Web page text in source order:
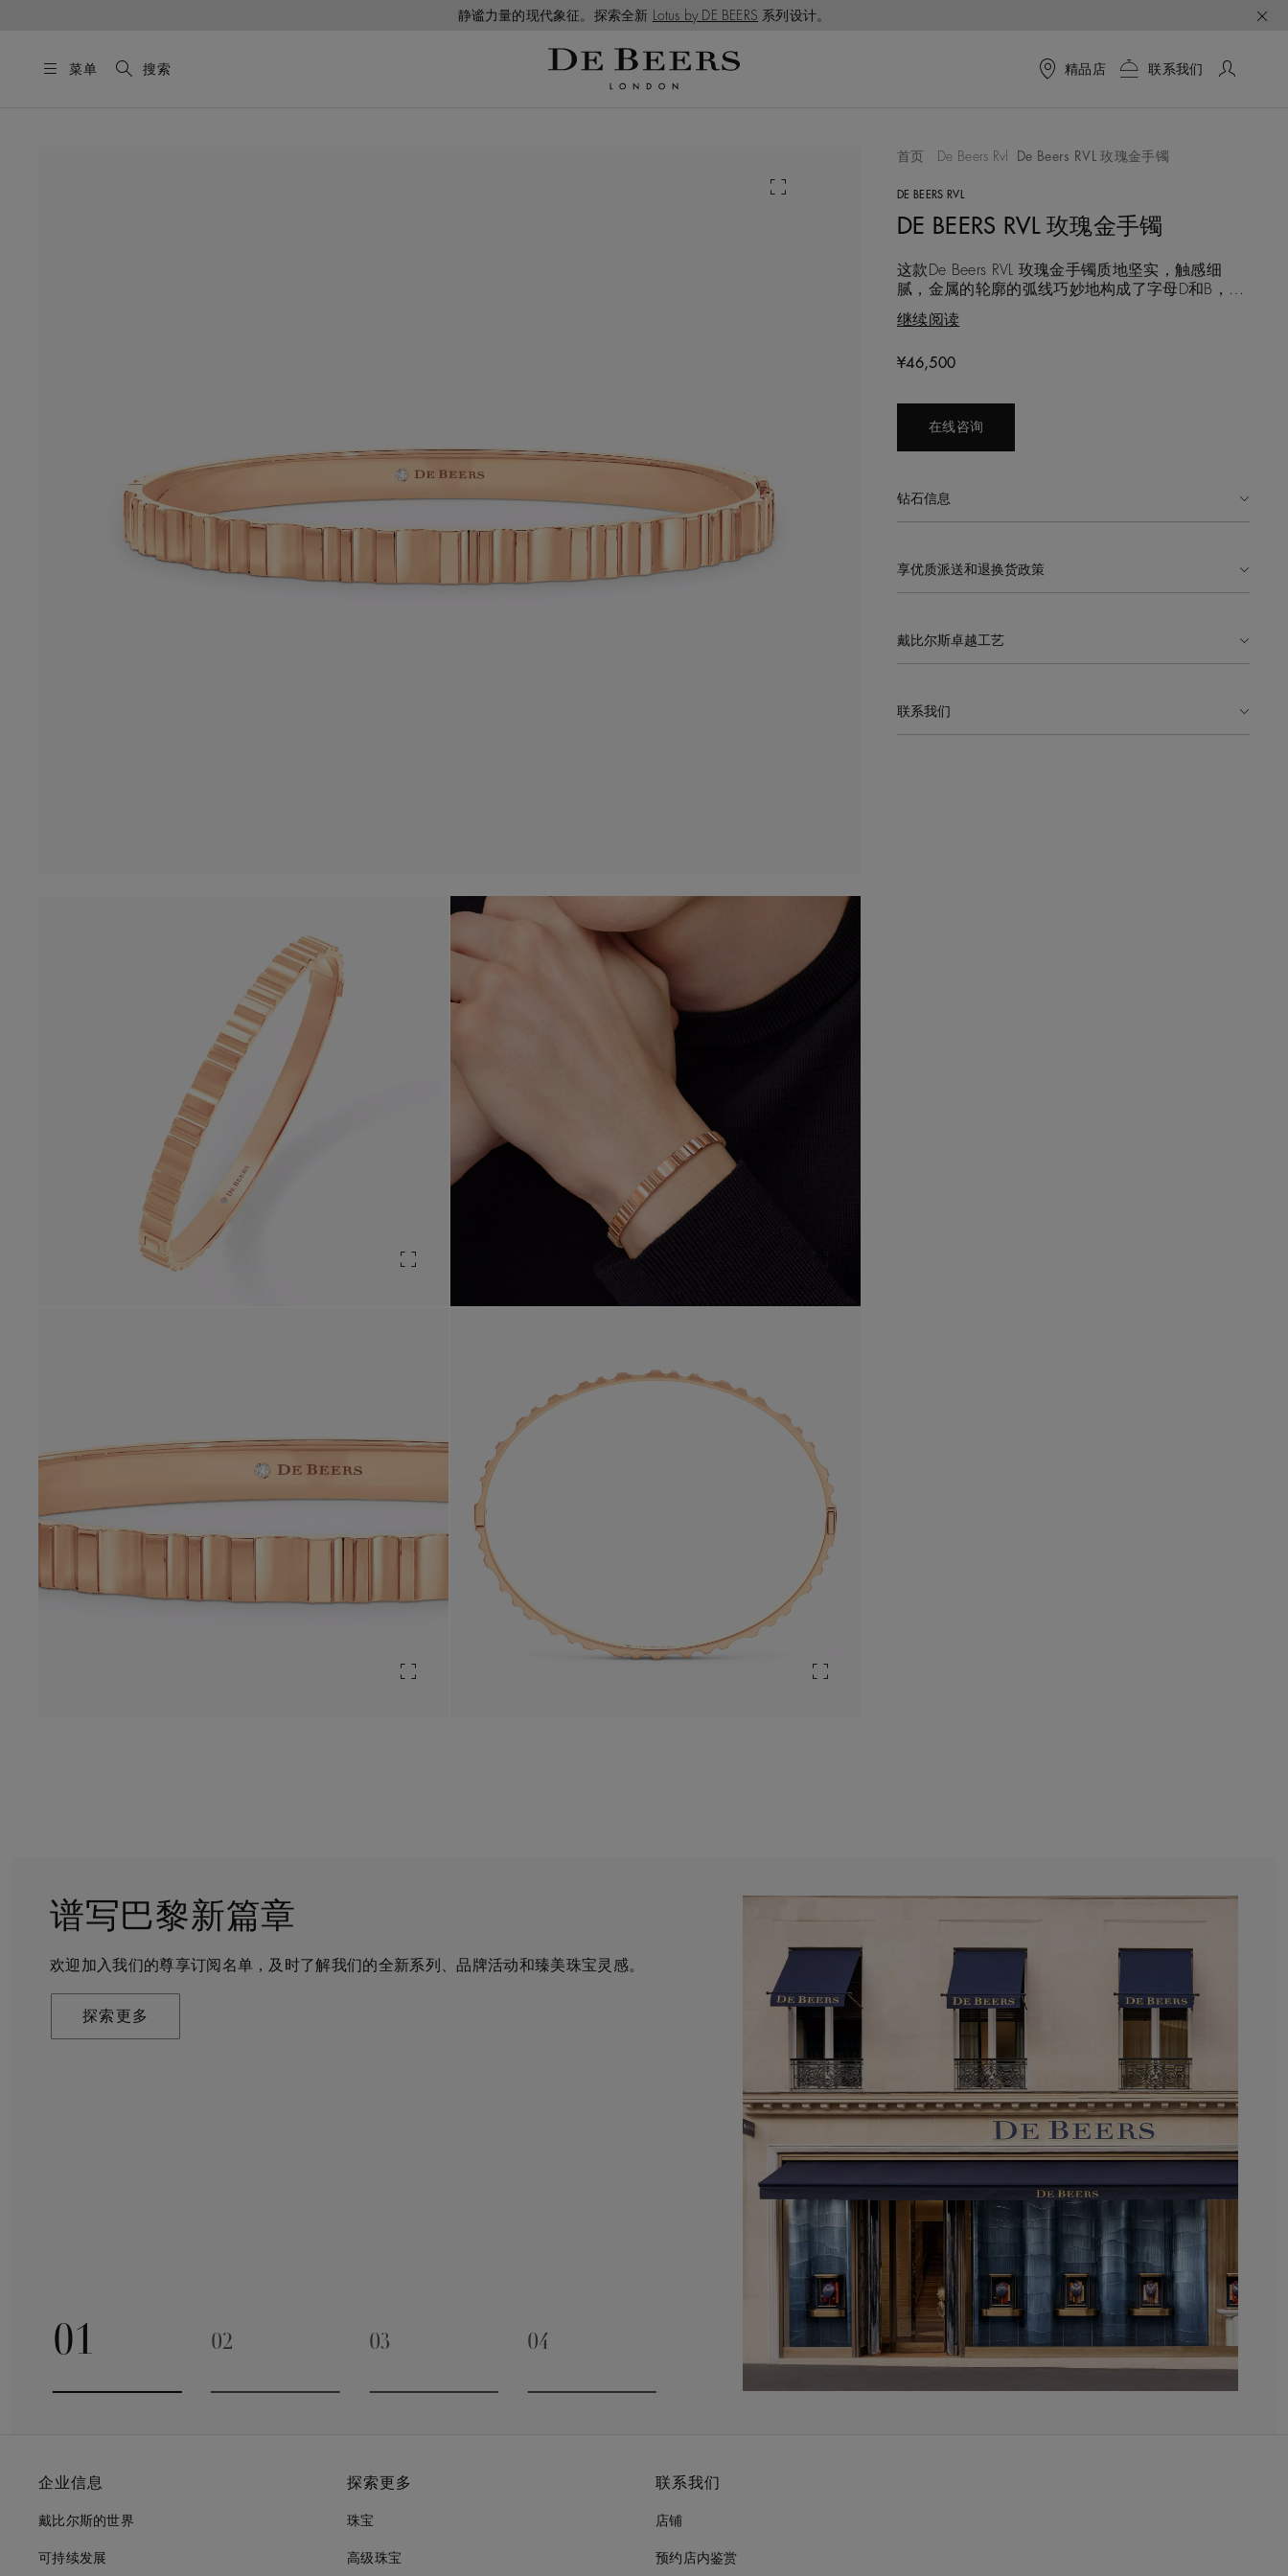
静谧力量的现代象征。探索全新 Lotus by DE BEERS 系列设计。
菜单 搜索 精品店 联系我们
首页 De Beers Rvl De Beers RVL 玫瑰金手镯
DE BEERS RVL
DE BEERS RVL 玫瑰金手镯
这款De Beers RVL 玫瑰金手镯质地坚实，触感细
腻，金属的轮廓的弧线巧妙地构成了字母D和B，灵
般。手镯内侧镶有一颗隐藏的钻石，赋予佩戴者来
以按照自自己的风格进行叠戴组合，诠释个性真
继续阅读
Original price
¥46,500
在线咨询
钻石信息
享优质派送和退换货政策
戴比尔斯卓越工艺
联系我们
谱写巴黎新篇章
欢迎加入我们的尊享订阅名单，及时了解我们的全新系列、品牌活动和臻美珠宝灵感。
探索更多
守护永恒
戴比尔斯珠宝在全球珠宝领域独树一帜，因为我们是唯一与钻石原产地建立直接联系的
奢华珠宝品牌。
探索更多
客户服务
无论您是线上浏览还是到访我们的精品店，我们都期待为您提供定制化的购物体验。您
可通过预约获得专家的帮助和私享咨询服务。
了解更多
戴比尔斯的世界
De Beers 成立于伦敦，灵感来自非洲的自然，是奢华钻石珠宝的巅峰。我们的创意和工
艺将钻石转化为永恒和标志性的设计。
探索更多
01
Go to slide 1
02 03 04
企业信息
戴比尔斯的世界
可持续发展
探索更多
珠宝
高级珠宝
联系我们
店铺
预约店内鉴赏